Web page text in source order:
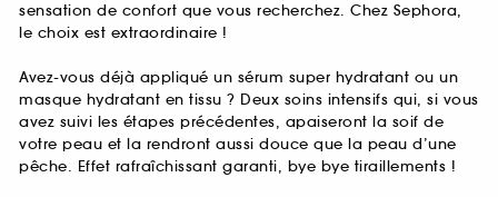
sensation de confort que vous recherchez. Chez Sephora,
le choix est extraordinaire !
Avez-vous déjà appliqué un sérum super hydratant ou un
masque hydratant en tissu ? Deux soins intensifs qui, si vous
avez suivi les étapes précédentes, apaiseront la soif de
votre peau et la rendront aussi douce que la peau d’une
pêche. Effet rafraîchissant garanti, bye bye tiraillements !